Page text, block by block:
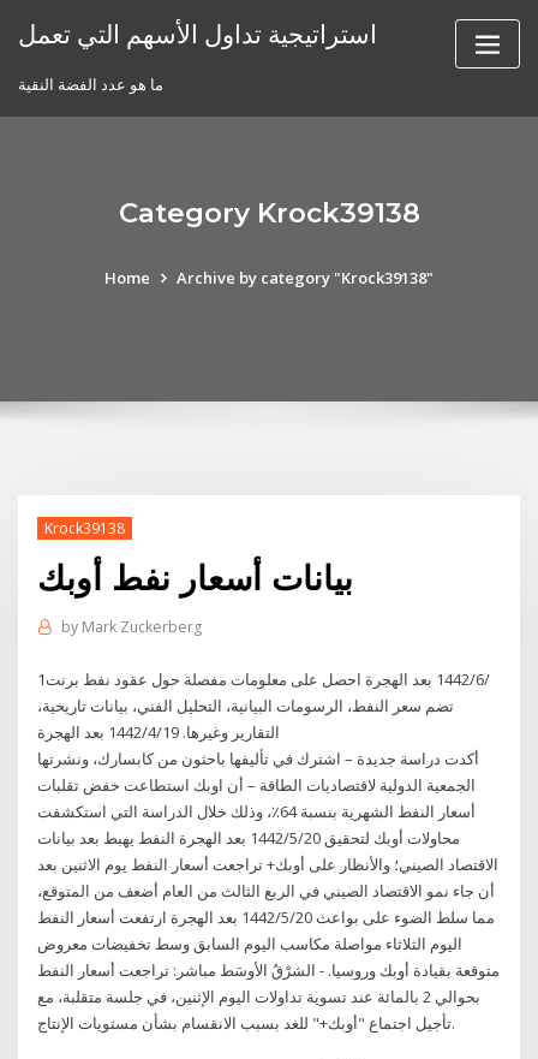
استراتيجية تداول الأسهم التي تعمل
ما هو عدد الفضة النقية
Category Krock39138
Home Archive by category "Krock39138"
Krock39138
بيانات أسعار نفط أوبك
by Mark Zuckerberg
1‏‏/6‏‏/1442 بعد الهجرة احصل على معلومات مفصلة حول عقود نفط برنت
تضم سعر النفط، الرسومات البيانية، التحليل الفني، بيانات تاريخية،
التقارير وغيرها. 19‏‏/4‏‏/1442 بعد الهجرة
أكدت دراسة جديدة – اشترك في تأليفها باحثون من كابسارك، ونشرتها
الجمعية الدولية لاقتصاديات الطاقة – أن اوبك استطاعت خفض تقلبات
أسعار النفط الشهرية بنسبة 64٪، وذلك خلال الدراسة التي استكشفت
محاولات أوبك لتحقيق 20‏‏/5‏‏/1442 بعد الهجرة النفط يهبط بعد بيانات
الاقتصاد الصيني؛ والأنظار على أوبك+ تراجعت أسعار النفط يوم الاثنين بعد
أن جاء نمو الاقتصاد الصيني في الربع الثالث من العام أضعف من المتوقع،
مما سلط الضوء على بواعث 20‏‏/5‏‏/1442 بعد الهجرة ارتفعت أسعار النفط
اليوم الثلاثاء مواصلة مكاسب اليوم السابق وسط تخفيضات معروض
متوقعة بقيادة أوبك وروسيا. - الشرْقُ الأوسَط مباشر: تراجعت أسعار النفط
بحوالي 2 بالمائة عند تسوية تداولات اليوم الإثنين، في جلسة متقلبة، مع
تأجيل اجتماع "أوبك+" للغد بسبب الانقسام بشأن مستويات الإنتاج.